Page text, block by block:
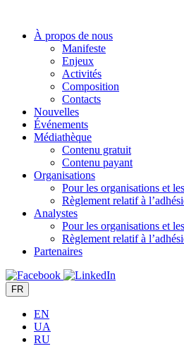
contenuÀ propos de nous
Manifeste
Enjeux
Activités
Composition
Contacts
Nouvelles
Événements
Médiathèque
Contenu gratuit
Contenu payant
Organisations
Pour les organisations et
Règlement relatif à
Analystes
Pour les organisations et
Règlement relatif à
Partenaires
FR
EN
UA
RU